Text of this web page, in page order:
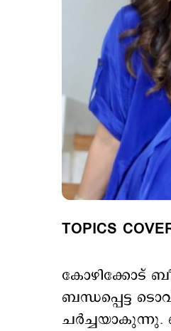
TOPICS
കോഴിക്കോട്
ബന്ധപ്പെട്ട